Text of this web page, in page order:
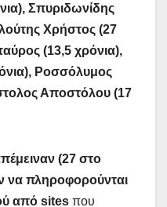
Σπυριδωνίδης
Χρήστος (27
(13,5 χρόνια),
Ροσσόλυμος
Αποστόλου (17
(27 στο
να πληροφορούνται
από sites που